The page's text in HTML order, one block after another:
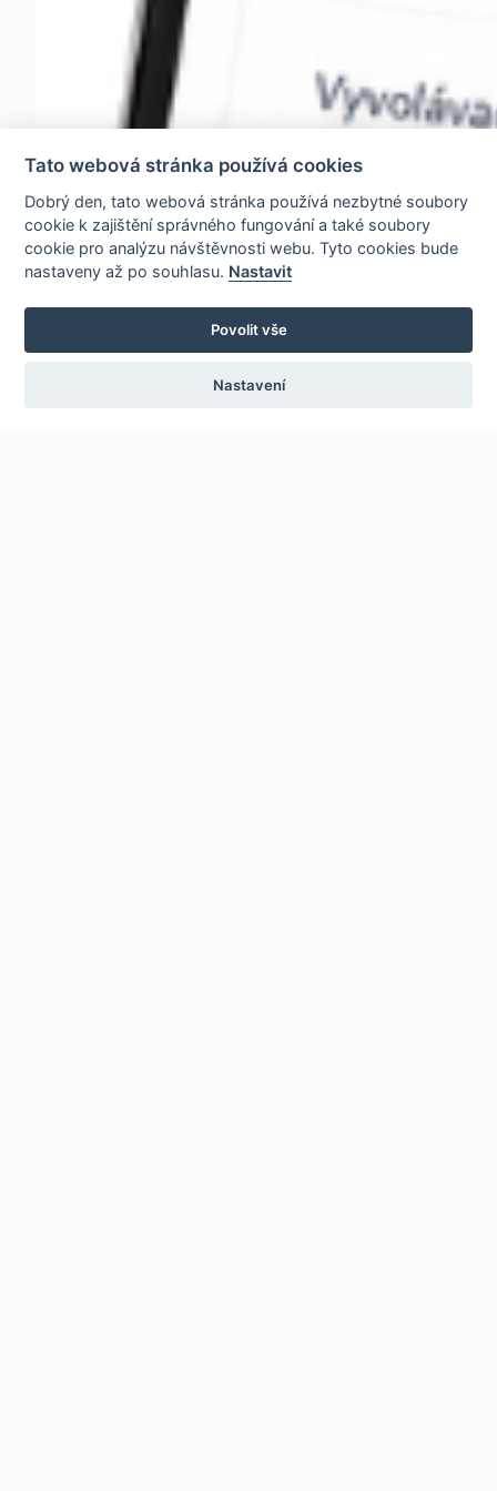
Tato webová stránka používá cookies
Dobrý den, tato webová stránka používá nezbytné soubory
cookie k zajištění správného fungování a také soubory
cookie pro analýzu návštěvnosti webu. Tyto cookies bude
nastaveny až po souhlasu. Nastavit
Povolit vše
Nastavení